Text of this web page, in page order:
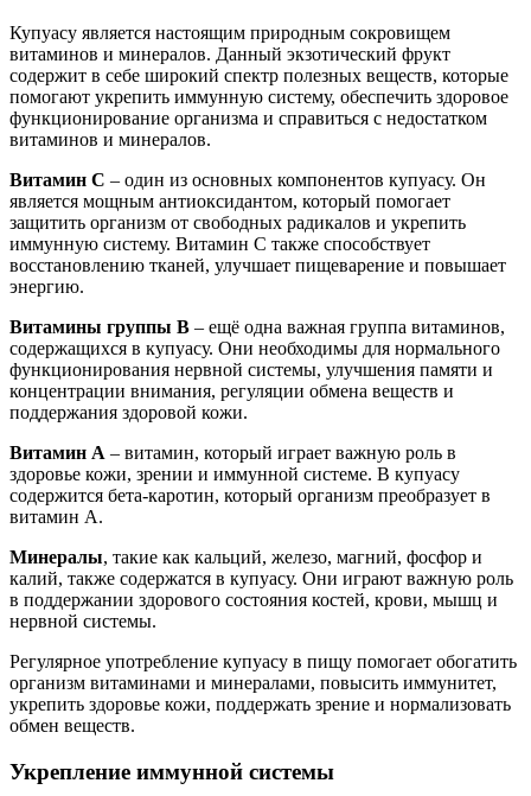
Купуасу является настоящим природным сокровищем
витаминов и минералов. Данный экзотический фрукт
содержит в себе широкий спектр полезных веществ, которые
помогают укрепить иммунную систему, обеспечить здоровое
функционирование организма и справиться с недостатком
витаминов и минералов.
Витамин С – один из основных компонентов купуасу. Он
является мощным антиоксидантом, который помогает
защитить организм от свободных радикалов и укрепить
иммунную систему. Витамин С также способствует
восстановлению тканей, улучшает пищеварение и повышает
энергию.
Витамины группы В – ещё одна важная группа витаминов,
содержащихся в купуасу. Они необходимы для нормального
функционирования нервной системы, улучшения памяти и
концентрации внимания, регуляции обмена веществ и
поддержания здоровой кожи.
Витамин А – витамин, который играет важную роль в
здоровье кожи, зрении и иммунной системе. В купуасу
содержится бета-каротин, который организм преобразует в
витамин А.
Минералы, такие как кальций, железо, магний, фосфор и
калий, также содержатся в купуасу. Они играют важную роль
в поддержании здорового состояния костей, крови, мышц и
нервной системы.
Регулярное употребление купуасу в пищу помогает обогатить
организм витаминами и минералами, повысить иммунитет,
укрепить здоровье кожи, поддержать зрение и нормализовать
обмен веществ.
Укрепление иммунной системы